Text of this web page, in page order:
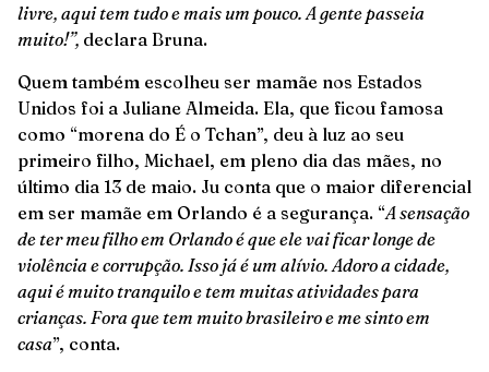
livre, aqui tem tudo e mais um pouco. A gente passeia
muito!”, declara Bruna.
Quem também escolheu ser mamãe nos Estados
Unidos foi a Juliane Almeida. Ela, que ficou famosa
como “morena do É o Tchan”, deu à luz ao seu
primeiro filho, Michael, em pleno dia das mães, no
último dia 13 de maio. Ju conta que o maior diferencial
em ser mamãe em Orlando é a segurança. “A sensação
de ter meu filho em Orlando é que ele vai ficar longe de
violência e corrupção. Isso já é um alívio. Adoro a cidade,
aqui é muito tranquilo e tem muitas atividades para
crianças. Fora que tem muito brasileiro e me sinto em
casa”, conta.